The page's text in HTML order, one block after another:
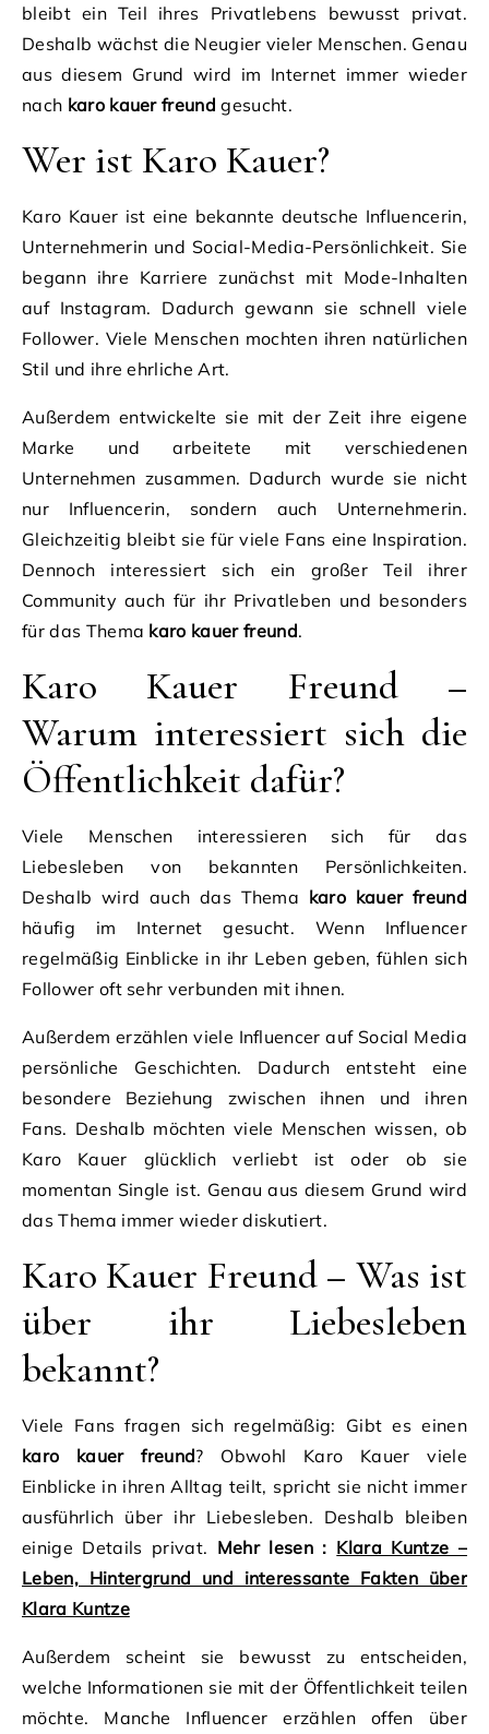
bleibt ein Teil ihres Privatlebens bewusst privat.
Deshalb wächst die Neugier vieler Menschen. Genau
aus diesem Grund wird im Internet immer wieder
nach karo kauer freund gesucht.
Wer ist Karo Kauer?
Karo Kauer ist eine bekannte deutsche Influencerin,
Unternehmerin und Social-Media-Persönlichkeit. Sie
begann ihre Karriere zunächst mit Mode-Inhalten
auf Instagram. Dadurch gewann sie schnell viele
Follower. Viele Menschen mochten ihren natürlichen
Stil und ihre ehrliche Art.
Außerdem entwickelte sie mit der Zeit ihre eigene
Marke und arbeitete mit verschiedenen
Unternehmen zusammen. Dadurch wurde sie nicht
nur Influencerin, sondern auch Unternehmerin.
Gleichzeitig bleibt sie für viele Fans eine Inspiration.
Dennoch interessiert sich ein großer Teil ihrer
Community auch für ihr Privatleben und besonders
für das Thema karo kauer freund.
Karo Kauer Freund –
Warum interessiert sich die
Öffentlichkeit dafür?
Viele Menschen interessieren sich für das
Liebesleben von bekannten Persönlichkeiten.
Deshalb wird auch das Thema karo kauer freund
häufig im Internet gesucht. Wenn Influencer
regelmäßig Einblicke in ihr Leben geben, fühlen sich
Follower oft sehr verbunden mit ihnen.
Außerdem erzählen viele Influencer auf Social Media
persönliche Geschichten. Dadurch entsteht eine
besondere Beziehung zwischen ihnen und ihren
Fans. Deshalb möchten viele Menschen wissen, ob
Karo Kauer glücklich verliebt ist oder ob sie
momentan Single ist. Genau aus diesem Grund wird
das Thema immer wieder diskutiert.
Karo Kauer Freund – Was ist
über ihr Liebesleben
bekannt?
Viele Fans fragen sich regelmäßig: Gibt es einen
karo kauer freund? Obwohl Karo Kauer viele
Einblicke in ihren Alltag teilt, spricht sie nicht immer
ausführlich über ihr Liebesleben. Deshalb bleiben
einige Details privat. Mehr lesen : Klara Kuntze –
Leben, Hintergrund und interessante Fakten über
Klara Kuntze
Außerdem scheint sie bewusst zu entscheiden,
welche Informationen sie mit der Öffentlichkeit teilen
möchte. Manche Influencer erzählen offen über